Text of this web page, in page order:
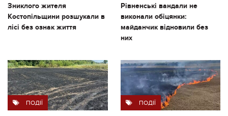
Зниклого жителя
Костопільщини розшукали в
лісі без ознак життя
Рівненські вандали не
виконали обіцянки:
майданчик відновили без
них
ПОДІЇ ПОДІЇ